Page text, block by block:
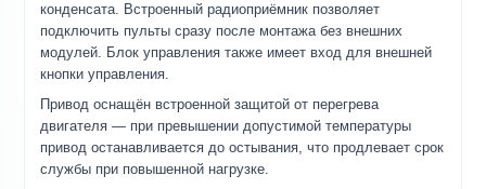
конденсата. Встроенный радиоприёмник позволяет
подключить пульты сразу после монтажа без внешних
модулей. Блок управления также имеет вход для внешней
кнопки управления.
Привод оснащён встроенной защитой от перегрева
двигателя — при превышении допустимой температуры
привод останавливается до остывания, что продлевает срок
службы при повышенной нагрузке.